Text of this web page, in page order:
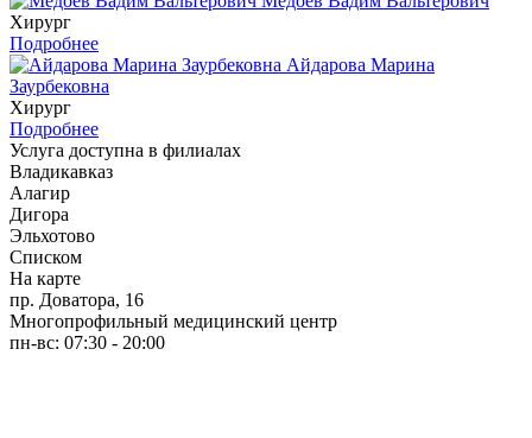
Хирург
Подробнее
Айдарова Марина
Заурбековна
Хирург
Подробнее
Услуга доступна в филиалах
Владикавказ
Алагир
Дигора
Эльхотово
Списком
На карте
пр. Доватора, 16
Многопрофильный медицинский центр
пн-вс: 07:30 - 20:00